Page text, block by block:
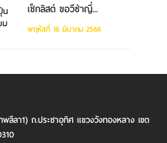
เช็กลิสต์ ขอวีซ่าญี่...
พฤหัสที่ 16 มีนาคม 2566
พลีลา1) ถ.ประชาอุทิศ แขวงวังทองหลาง เขต